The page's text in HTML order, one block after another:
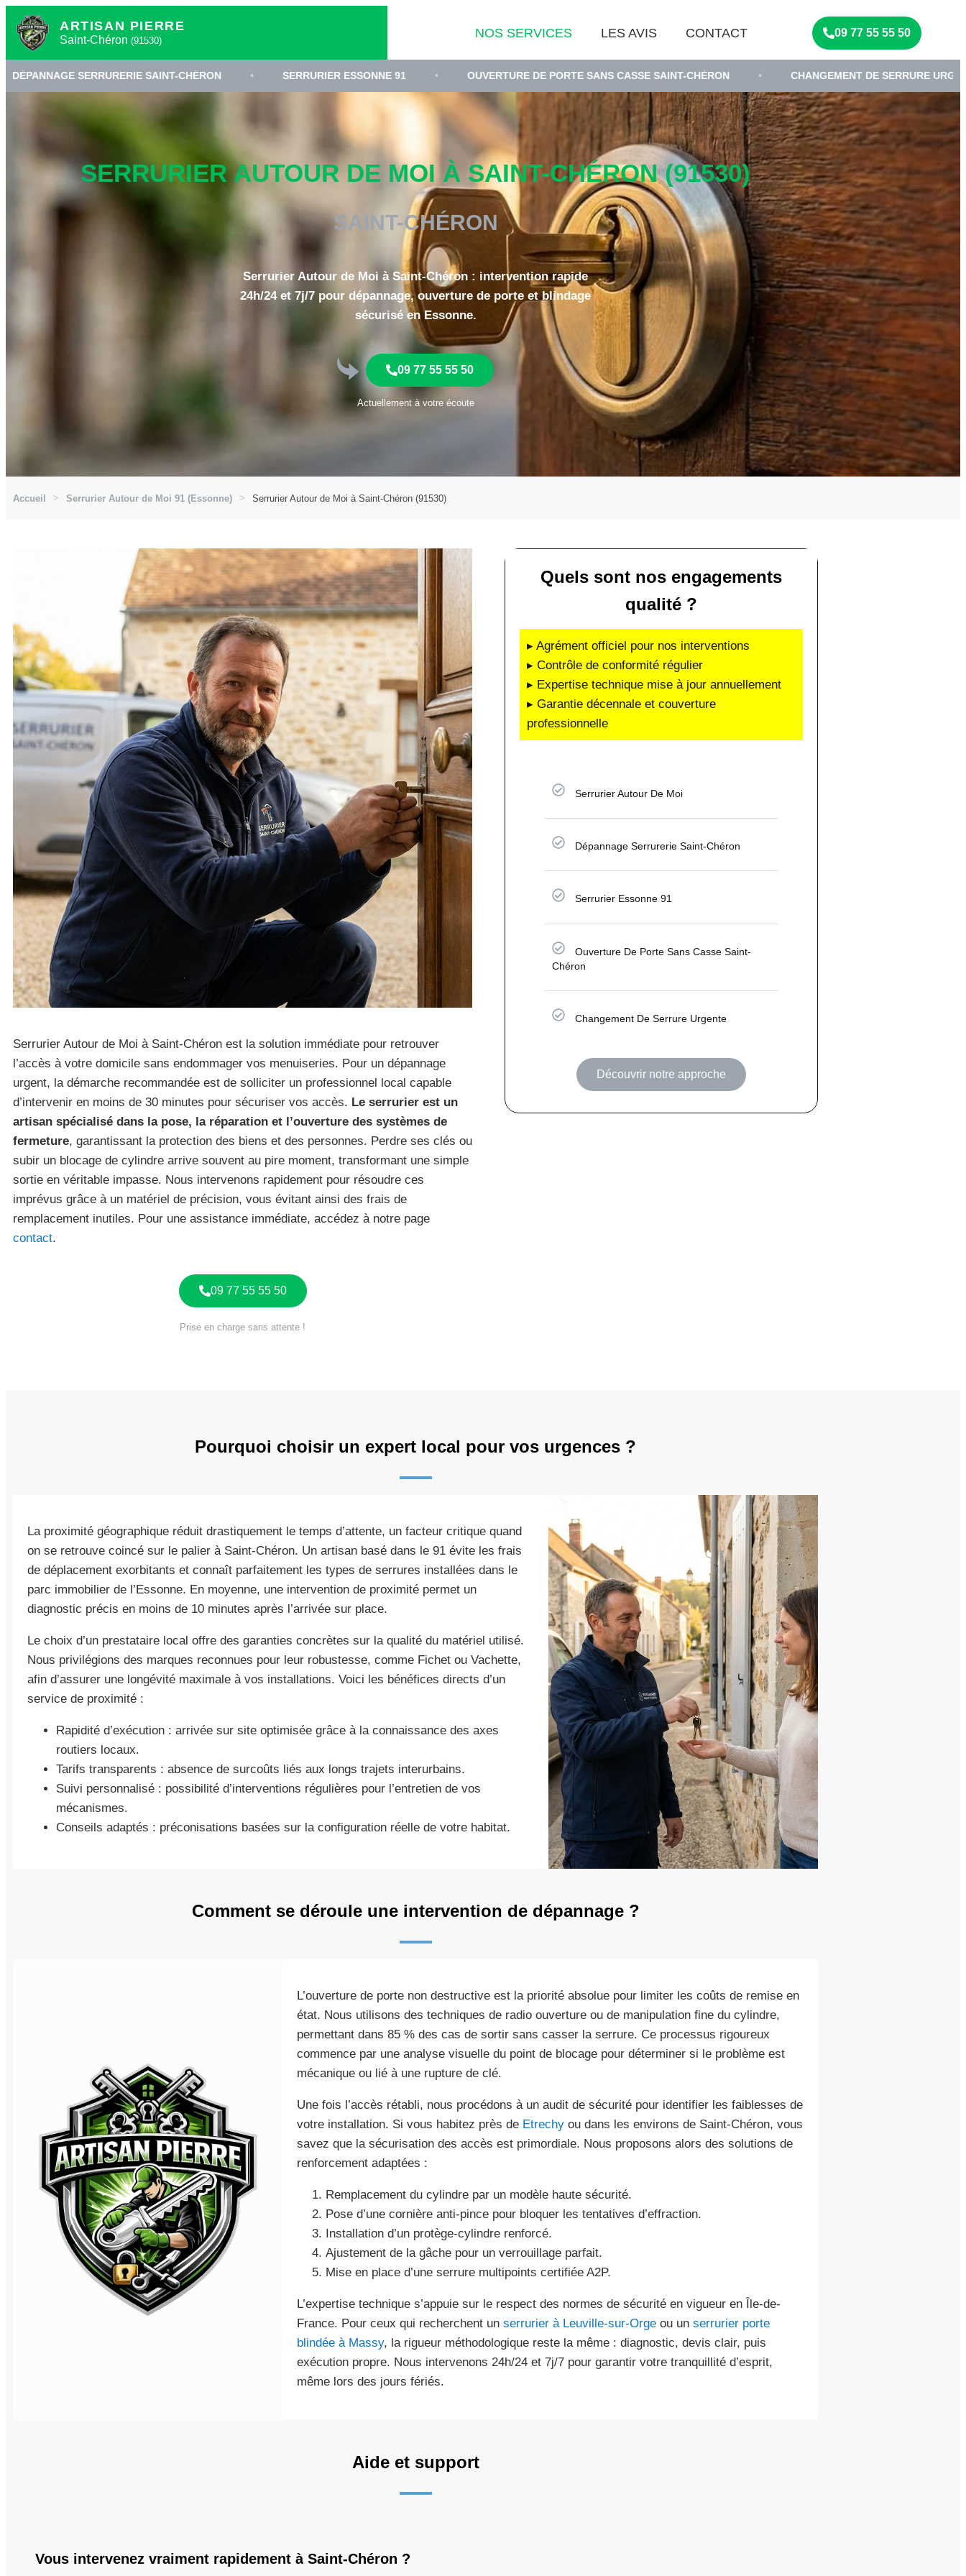
ARTISAN PIERRE
Saint-Chéron (91530)
NOS SERVICES LES AVIS CONTACT 09 77 55 55 50
SAINT-CHÉRON • SERRURIER ESSONNE 91 • OUVERTURE DE PORTE SANS CASSE SAINT-CHÉRON • CHANGEMENT DE SERRURE URGENTE •
SERRURIER AUTOUR DE MOI À SAINT-CHÉRON (91530)
SAINT-CHÉRON
Serrurier Autour de Moi à Saint-Chéron : intervention rapide
24h/24 et 7j/7 pour dépannage, ouverture de porte et blindage
sécurisé en Essonne.
09 77 55 55 50
Actuellement à votre écoute
Accueil Serrurier Autour de Moi 91 (Essonne) Serrurier Autour de Moi à Saint-Chéron (91530)
Serrurier Autour de Moi à Saint-Chéron est la solution immédiate pour retrouver
l’accès à votre domicile sans endommager vos menuiseries. Pour un dépannage
urgent, la démarche recommandée est de solliciter un professionnel local capable
d’intervenir en moins de 30 minutes pour sécuriser vos accès. Le serrurier est un
artisan spécialisé dans la pose, la réparation et l’ouverture des systèmes de
fermeture, garantissant la protection des biens et des personnes. Perdre ses clés ou
subir un blocage de cylindre arrive souvent au pire moment, transformant une simple
sortie en véritable impasse. Nous intervenons rapidement pour résoudre ces
imprévus grâce à un matériel de précision, vous évitant ainsi des frais de
remplacement inutiles. Pour une assistance immédiate, accédez à notre page
contact.
09 77 55 55 50
Prise en charge sans attente !
Quels sont nos engagements
qualité ?
▸ Agrément officiel pour nos interventions
▸ Contrôle de conformité régulier
▸ Expertise technique mise à jour annuellement
▸ Garantie décennale et couverture
professionnelle
Serrurier Autour De Moi
Dépannage Serrurerie Saint-Chéron
Serrurier Essonne 91
Ouverture De Porte Sans Casse Saint-
Chéron
Changement De Serrure Urgente
Découvrir notre approche
Pourquoi choisir un expert local pour vos urgences ?
La proximité géographique réduit drastiquement le temps d’attente, un facteur critique quand
on se retrouve coincé sur le palier à Saint-Chéron. Un artisan basé dans le 91 évite les frais
de déplacement exorbitants et connaît parfaitement les types de serrures installées dans le
parc immobilier de l’Essonne. En moyenne, une intervention de proximité permet un
diagnostic précis en moins de 10 minutes après l’arrivée sur place.
Le choix d’un prestataire local offre des garanties concrètes sur la qualité du matériel utilisé.
Nous privilégions des marques reconnues pour leur robustesse, comme Fichet ou Vachette,
afin d’assurer une longévité maximale à vos installations. Voici les bénéfices directs d’un
service de proximité :
Rapidité d’exécution : arrivée sur site optimisée grâce à la connaissance des axes
routiers locaux.
Tarifs transparents : absence de surcoûts liés aux longs trajets interurbains.
Suivi personnalisé : possibilité d’interventions régulières pour l’entretien de vos
mécanismes.
Conseils adaptés : préconisations basées sur la configuration réelle de votre habitat.
Comment se déroule une intervention de dépannage ?
L’ouverture de porte non destructive est la priorité absolue pour limiter les coûts de remise en
état. Nous utilisons des techniques de radio ouverture ou de manipulation fine du cylindre,
permettant dans 85 % des cas de sortir sans casser la serrure. Ce processus rigoureux
commence par une analyse visuelle du point de blocage pour déterminer si le problème est
mécanique ou lié à une rupture de clé.
Une fois l’accès rétabli, nous procédons à un audit de sécurité pour identifier les faiblesses de
votre installation. Si vous habitez près de Etrechyou dans les environs de Saint-Chéron, vous
savez que la sécurisation des accès est primordiale. Nous proposons alors des solutions de
renforcement adaptées :
Remplacement du cylindre par un modèle haute sécurité.
Pose d’une cornière anti-pince pour bloquer les tentatives d’effraction.
Installation d’un protège-cylindre renforcé.
Ajustement de la gâche pour un verrouillage parfait.
Mise en place d’une serrure multipoints certifiée A2P.
L’expertise technique s’appuie sur le respect des normes de sécurité en vigueur en Île-de-
France. Pour ceux qui recherchent un serrurier à Leuville-sur-Orgeou un serrurier porte
blindée à Massy, la rigueur méthodologique reste la même : diagnostic, devis clair, puis
exécution propre. Nous intervenons 24h/24 et 7j/7 pour garantir votre tranquillité d’esprit,
même lors des jours fériés.
Aide et support
Vous intervenez vraiment rapidement à Saint-Chéron ?